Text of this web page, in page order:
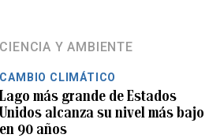
CIENCIA Y AMBIENTE
CAMBIO CLIMÁTICO
Lago más grande de Estados
Unidos alcanza su nivel más bajo
en 90 años